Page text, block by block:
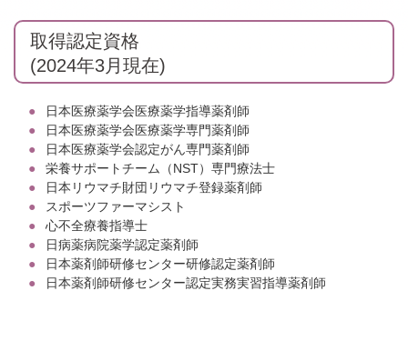
取得認定資格
(2024年3月現在)
日本医療薬学会医療薬学指導薬剤師
日本医療薬学会医療薬学専門薬剤師
日本医療薬学会認定がん専門薬剤師
栄養サポートチーム（NST）専門療法士
日本リウマチ財団リウマチ登録薬剤師
スポーツファーマシスト
心不全療養指導士
日病薬病院薬学認定薬剤師
日本薬剤師研修センター研修認定薬剤師
日本薬剤師研修センター認定実務実習指導薬剤師